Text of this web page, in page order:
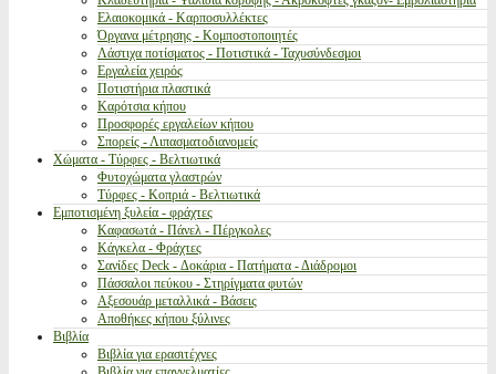
Ελαιοκομικά - Καρποσυλλέκτες
Όργανα μέτρησης - Κομποστοποιητές
Λάστιχα ποτίσματος - Ποτιστικά - Ταχυσύνδεσμοι
Εργαλεία χειρός
Ποτιστήρια πλαστικά
Καρότσια κήπου
Προσφορές εργαλείων κήπου
Σπορείς - Λιπασματοδιανομείς
Χώματα - Τύρφες - Βελτιωτικά
Φυτοχώματα γλαστρών
Τύρφες - Κοπριά - Βελτιωτικά
Εμποτισμένη ξυλεία - φράχτες
Καφασωτά - Πάνελ - Πέργκολες
Κάγκελα - Φράχτες
Σανίδες Deck - Δοκάρια - Πατήματα - Διάδρομοι
Πάσσαλοι πεύκου - Στηρίγματα φυτών
Αξεσουάρ μεταλλικά - Βάσεις
Αποθήκες κήπου ξύλινες
Βιβλία
Βιβλία για ερασιτέχνες